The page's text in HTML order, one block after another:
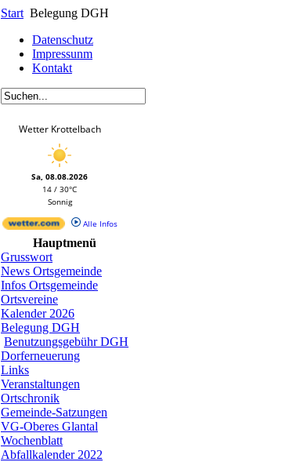
Start Belegung DGH
Datenschutz
Impressunm
Kontakt
Wetter Krottelbach
Sa, 08.08.2026
14 / 30°C
Sonnig
Alle Infos
Hauptmenü
Grusswort
News Ortsgemeinde
Infos Ortsgemeinde
Ortsvereine
Kalender 2026
Belegung DGH
Benutzungsgebühr DGH
Dorferneuerung
Links
Veranstaltungen
Ortschronik
Gemeinde-Satzungen
VG-Oberes Glantal
Wochenblatt
Abfallkalender 2022